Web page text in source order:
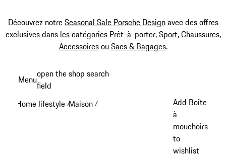
Découvrez notreSeasonal Sale Porsche Designavec des offres
exclusives dans les catégories Prêt-à-porter,Sport,Chaussures,
AccessoiresouSacs & Bagages.
principal
Menuopen the shop search
field
Home lifestyle /Maison /
Add Boîte
à
mouchoirs
to
wishlist